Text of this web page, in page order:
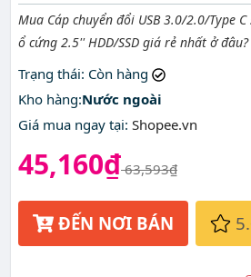
Mô tả ngắn
Mua Cáp chuyển đổi USB 3.0/2.0/Type C
ổ cứng 2.5'' HDD/SSD giá rẻ nhất ở đâu?
Trạng thái: Còn hàng
Kho hàng:Nước ngoài
Giá mua ngay tại: Shopee.vn
45,160₫63,593₫
ĐẾN NƠI BÁN